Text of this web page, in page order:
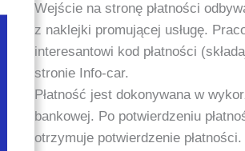
Wejście na stronę płatności
z naklejki promującej usługę.
interesantowi kod płatności
stronie Info-car.
Płatność jest dokonywana w
bankowej. Po potwierdzeniu
otrzymuje potwierdzenie